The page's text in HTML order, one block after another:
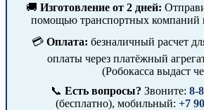
🚚 Изготовление от 2 дней:
помощью транспортных компаний
💳 Оплата: безналичный расчет
оплаты через платёжный
(Робокасса выдаст
📞 Есть вопросы? Звоните: 8-
(бесплатно), мобильный: +7